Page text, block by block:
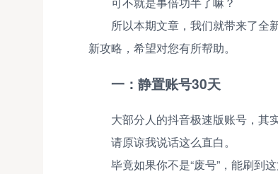
所以本期文章，我们就带来了全
新攻略，希望对您有所帮助。
一：静置账号30天
大部分人的抖音极速版账号，其实
请原谅我说话这么直白。
毕竟如果你不是“废号”，能刷到